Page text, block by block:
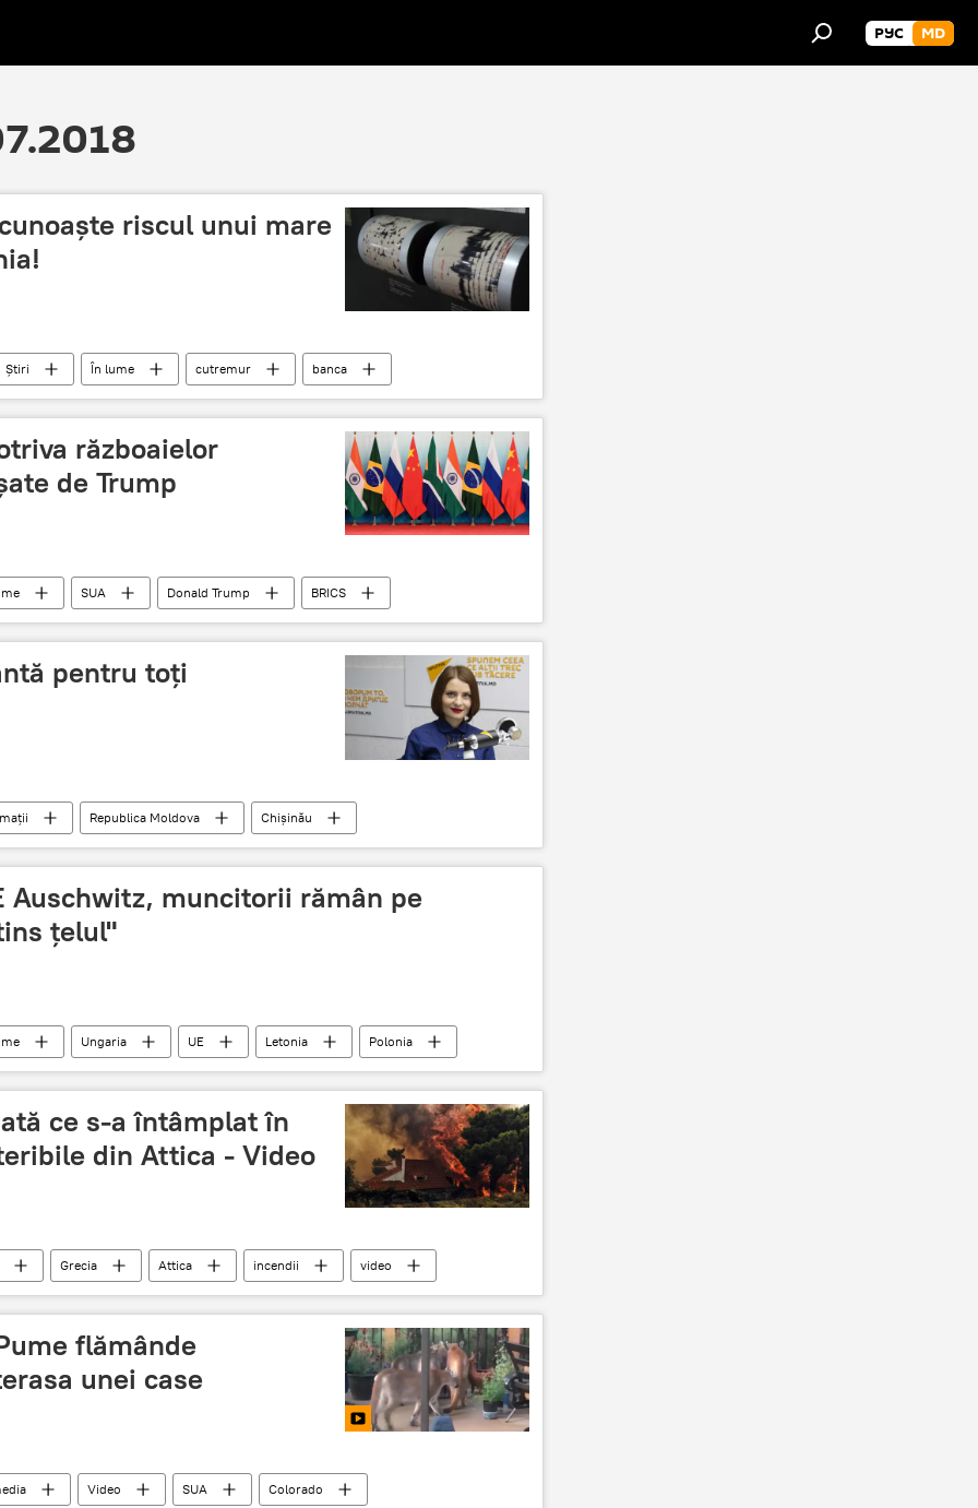
РУС MD
riscul unui mare
Știri În lume cutremur
banca
mondiala
războaielor
de Trump
SUA Donald Trump
BRICS
pentru toți
Republica Moldova
Chișinău
contract automobil șofer
RCA
Auschwitz, muncitorii rămân pe
țelul"
Ungaria UE Letonia
Polonia
Auschwitz muncitori pesta porcina
ce s-a întâmplat în
din Attica - Video
Grecia Attica incendii
video
flămânde
unei case
Video SUA
Colorado